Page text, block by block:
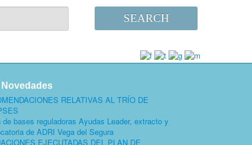
SEARCH
RELATIVAS AL TRÍO DE
de bases reguladoras Ayudas Leader, extracto y
de ADRI Vega del Segura
EJECUTADAS DEL PLAN DE